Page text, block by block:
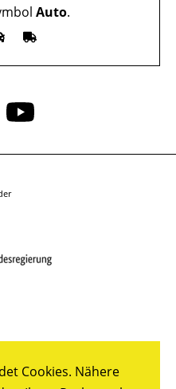
Cookies. Nähere
Auto.
Folge
auf